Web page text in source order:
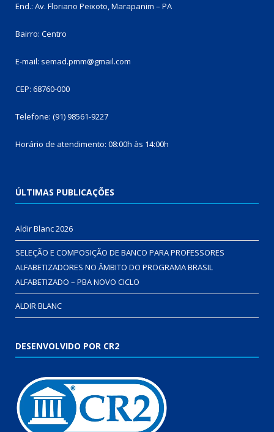
End.: Av. Floriano Peixoto, Marapanim – PA
Bairro: Centro
E-mail: semad.pmm@gmail.com
CEP: 68760-000
Telefone: (91) 98561-9227
Horário de atendimento: 08:00h às 14:00h
ÚLTIMAS PUBLICAÇÕES
Aldir Blanc 2026
SELEÇÃO E COMPOSIÇÃO DE BANCO PARA PROFESSORES
ALFABETIZADORES NO ÂMBITO DO PROGRAMA BRASIL
ALFABETIZADO – PBA NOVO CICLO
ALDIR BLANC
DESENVOLVIDO POR CR2